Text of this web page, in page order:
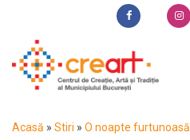
Acasă » Stiri » O noapte furtunoasă